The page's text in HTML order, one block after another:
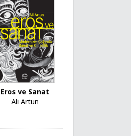
Eros ve Sanat
Ali Artun